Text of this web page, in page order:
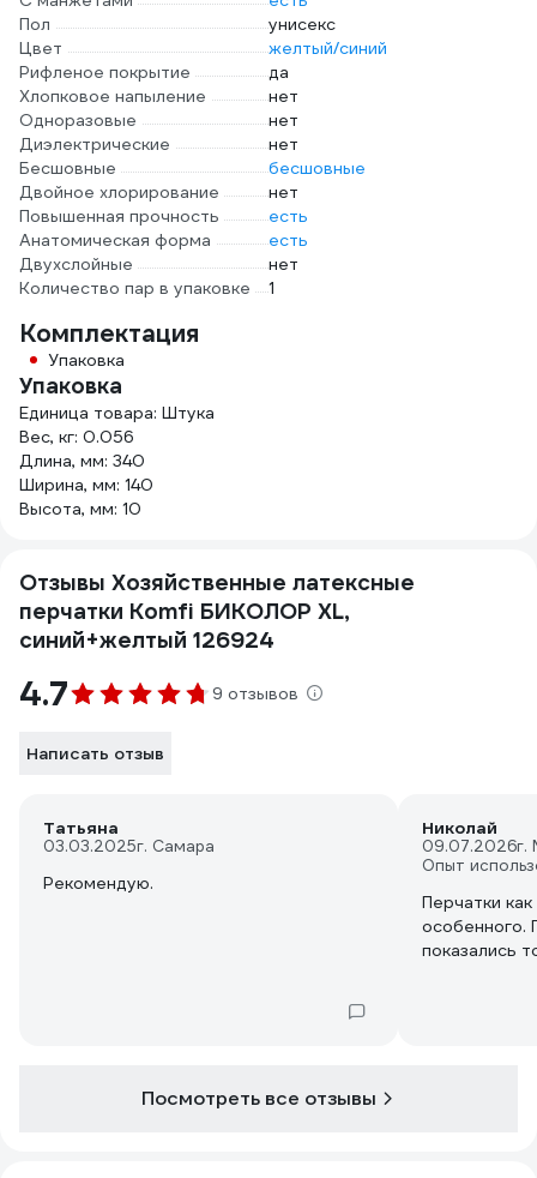
Пол
унисекс
Цвет
желтый/синий
Рифленое покрытие
да
Хлопковое напыление
нет
Одноразовые
нет
Диэлектрические
нет
Бесшовные
бесшовные
Двойное хлорирование
нет
Повышенная прочность
есть
Анатомическая форма
есть
Двухслойные
нет
Количество пар в упаковке
1
Комплектация
Упаковка
Упаковка
Единица товара: Штука
Вес, кг: 0.056
Длина, мм: 340
Ширина, мм: 140
Высота, мм: 10
Отзывы Хозяйственные латексные
перчатки Komfi БИКОЛОР XL,
синий+желтый 126924
4.7 9 отзывов
Написать отзыв
Татьяна
03.03.2025г. Самара
Рекомендую.
Николай
09.07.2026г.
Опыт
Перчатки
особенного.
показались
Посмотреть все отзывы